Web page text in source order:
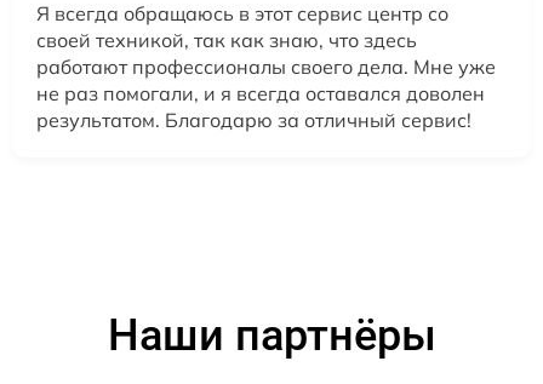
Я всегда обращаюсь в этот сервис центр со
своей техникой, так как знаю, что здесь
работают профессионалы своего дела. Мне уже
не раз помогали, и я всегда оставался доволен
результатом. Благодарю за отличный сервис!
Наши партнёры